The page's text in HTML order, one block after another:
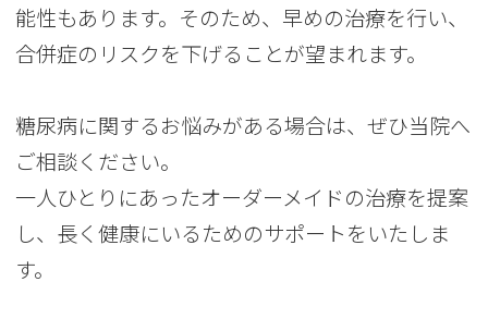
能性もあります。そのため、早めの治療を行い、
合併症のリスクを下げることが望まれます。
糖尿病に関するお悩みがある場合は、ぜひ当院へ
ご相談ください。
一人ひとりにあったオーダーメイドの治療を提案
し、長く健康にいるためのサポートをいたしま
す。